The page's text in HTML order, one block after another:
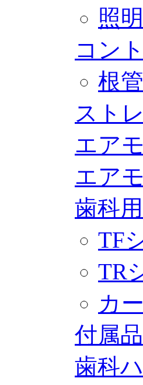
照
コン
根
スト
エア
エア
歯科
TF
TR
カ
付属品
歯科